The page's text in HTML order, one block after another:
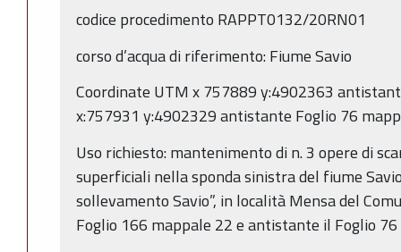
codice procedimento RAPPT0132/20RN01
corso d’acqua di riferimento: Fiume Savio
Coordinate UTM x 757889 y:4902363
x:757931 y:4902329 antistante Foglio 76
Uso richiesto: mantenimento di n. 3 opere di
superficiali nella sponda sinistra del fiume
sollevamento Savio”, in località Mensa del
Foglio 166 mappale 22 e antistante il Foglio